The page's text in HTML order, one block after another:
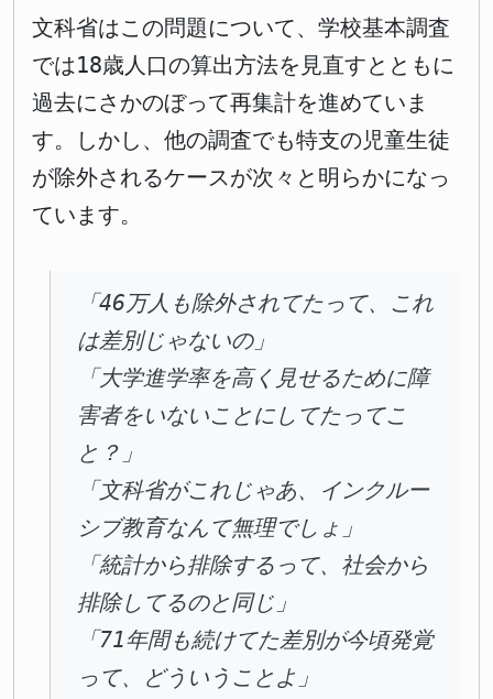
文科省はこの問題について、学校基本調査
では18歳人口の算出方法を見直すとともに
過去にさかのぼって再集計を進めていま
す。しかし、他の調査でも特支の児童生徒
が除外されるケースが次々と明らかになっ
ています。
「46万人も除外されてたって、これ
は差別じゃないの」
「大学進学率を高く見せるために障
害者をいないことにしてたってこ
と？」
「文科省がこれじゃあ、インクルー
シブ教育なんて無理でしょ」
「統計から排除するって、社会から
排除してるのと同じ」
「71年間も続けてた差別が今頃発覚
って、どういうことよ」